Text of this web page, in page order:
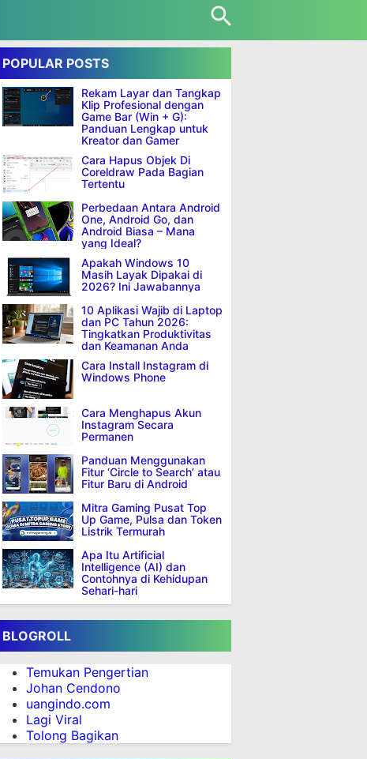
POPULAR POSTS
Rekam Layar dan Tangkap
Klip Profesional dengan
Game Bar (Win + G):
Panduan Lengkap untuk
Kreator dan Gamer
Cara Hapus Objek Di
Coreldraw Pada Bagian
Tertentu
Perbedaan Antara Android
One, Android Go, dan
Android Biasa – Mana
yang Ideal?
Apakah Windows 10
Masih Layak Dipakai di
2026? Ini Jawabannya
10 Aplikasi Wajib di Laptop
dan PC Tahun 2026:
Tingkatkan Produktivitas
dan Keamanan Anda
Cara Install Instagram di
Windows Phone
Cara Menghapus Akun
Instagram Secara
Permanen
Panduan Menggunakan
Fitur ‘Circle to Search’ atau
Fitur Baru di Android
Mitra Gaming Pusat Top
Up Game, Pulsa dan Token
Listrik Termurah
Apa Itu Artificial
Intelligence (AI) dan
Contohnya di Kehidupan
Sehari-hari
BLOGROLL
Temukan Pengertian
Johan Cendono
uangindo.com
Lagi Viral
Tolong Bagikan